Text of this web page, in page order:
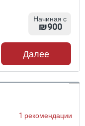
Начиная с
₪900
Далее
1 рекомендации